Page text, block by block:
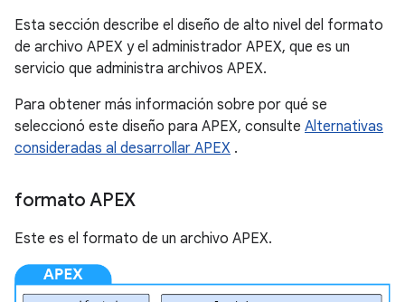
Esta sección describe el diseño de alto nivel del formato
de archivo APEX y el administrador APEX, que es un
servicio que administra archivos APEX.
Para obtener más información sobre por qué se
seleccionó este diseño para APEX, consulte Alternativas
consideradas al desarrollar APEX .
formato APEX
Este es el formato de un archivo APEX.